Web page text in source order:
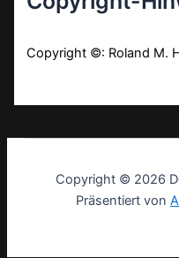
Copyright ©: Roland M.
Copyright © 2026
Präsentiert von